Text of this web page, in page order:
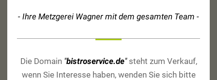
Produkt enthält: 1 Portion
- Ihre Metzgerei Wagner mit dem gesamten Team -
Die Domain "bistroservice.de"steht zum Verkauf,
wenn Sie Interesse haben, wenden Sie sich bitte